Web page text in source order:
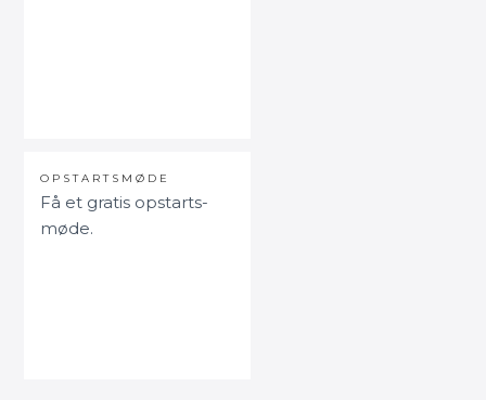
OPSTARTSMØDE
Få et gratis opstarts-
møde.